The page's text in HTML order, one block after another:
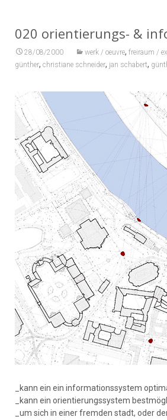
020 orientierungs- &
28/08/2000 werk / oeuvre,freiraum /
günther,christiane schneider, jan schabert,
_kann ein ein informationssystem
_kann ein orientierungssystem
_um sich in einer fremden stadt, oder